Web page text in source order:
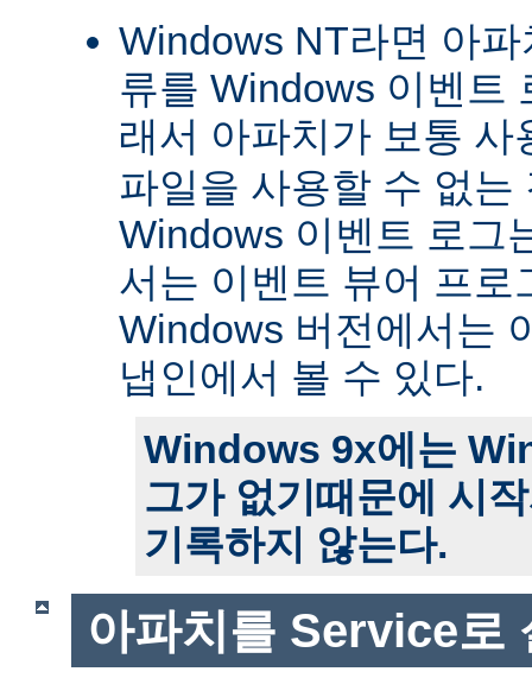
Windows NT라면 아
류를 Windows 이벤트
래서 아파치가 보통
파일을 사용할 수 없는
Windows 이벤트 로그
서는 이벤트 뷰어 프로
Windows 버전에서는
냅인에서 볼 수 있다.
Windows 9x에는
그가 없기때문에 시
기록하지 않는다.
아파치를 Service로